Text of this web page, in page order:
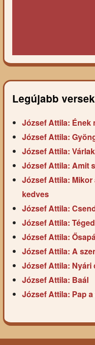
Legújabb versek
József Attila: Ének
József Attila:
József Attila: Várlak
József Attila: Amit
József Attila:
kedves
József Attila:
József Attila:
József Attila:
József Attila: A
József Attila: Nyári
József Attila: Baál
József Attila: Pap